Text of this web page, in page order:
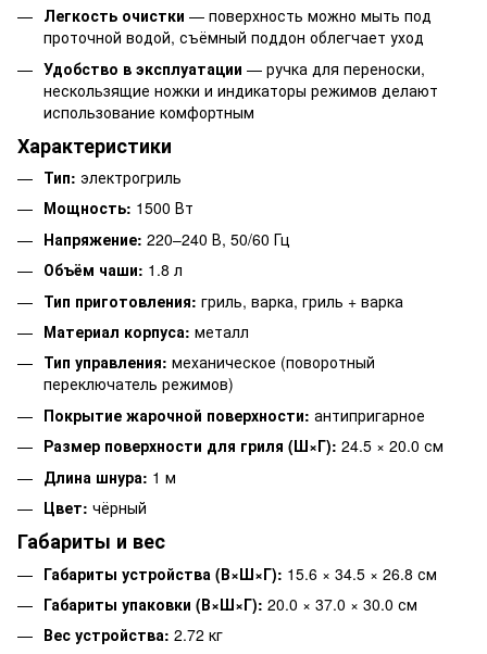
Легкость очистки — поверхность можно мыть под
проточной водой, съёмный поддон облегчает уход
Удобство в эксплуатации — ручка для переноски,
нескользящие ножки и индикаторы режимов делают
использование комфортным
Характеристики
Тип: электрогриль
Мощность: 1500 Вт
Напряжение: 220–240 В, 50/60 Гц
Объём чаши: 1.8 л
Тип приготовления: гриль, варка, гриль + варка
Материал корпуса: металл
Тип управления: механическое (поворотный
переключатель режимов)
Покрытие жарочной поверхности: антипригарное
Размер поверхности для гриля (Ш×Г): 24.5 × 20.0 см
Длина шнура: 1 м
Цвет: чёрный
Габариты и вес
Габариты устройства (В×Ш×Г): 15.6 × 34.5 × 26.8 см
Габариты упаковки (В×Ш×Г): 20.0 × 37.0 × 30.0 см
Вес устройства: 2.72 кг